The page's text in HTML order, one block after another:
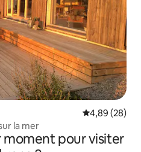
Évaluation
4,89 (28)
la mer
moment pour visiter